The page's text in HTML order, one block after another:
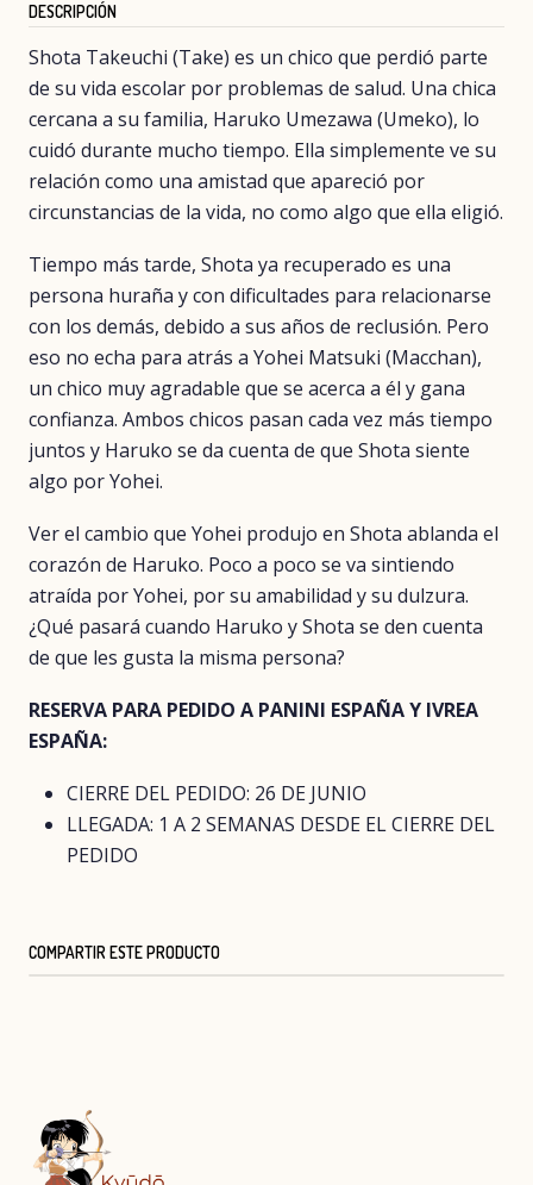
DESCRIPCIÓN
Shota Takeuchi (Take) es un chico que perdió parte
de su vida escolar por problemas de salud. Una chica
cercana a su familia, Haruko Umezawa (Umeko), lo
cuidó durante mucho tiempo. Ella simplemente ve su
relación como una amistad que apareció por
circunstancias de la vida, no como algo que ella eligió.
Tiempo más tarde, Shota ya recuperado es una
persona huraña y con dificultades para relacionarse
con los demás, debido a sus años de reclusión. Pero
eso no echa para atrás a Yohei Matsuki (Macchan),
un chico muy agradable que se acerca a él y gana
confianza. Ambos chicos pasan cada vez más tiempo
juntos y Haruko se da cuenta de que Shota siente
algo por Yohei.
Ver el cambio que Yohei produjo en Shota ablanda el
corazón de Haruko. Poco a poco se va sintiendo
atraída por Yohei, por su amabilidad y su dulzura.
¿Qué pasará cuando Haruko y Shota se den cuenta
de que les gusta la misma persona?
RESERVA PARA PEDIDO A PANINI ESPAÑA Y IVREA
ESPAÑA:
CIERRE DEL PEDIDO: 26 DE JUNIO
LLEGADA: 1 A 2 SEMANAS DESDE EL CIERRE DEL
PEDIDO
COMPARTIR ESTE PRODUCTO